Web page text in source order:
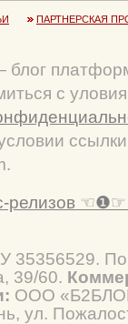
ПАРТНЕРСКАЯ
с
релизов ☜❶☞
35356529.
39/60.
ООО
ул.